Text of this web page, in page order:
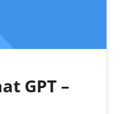
GPT –